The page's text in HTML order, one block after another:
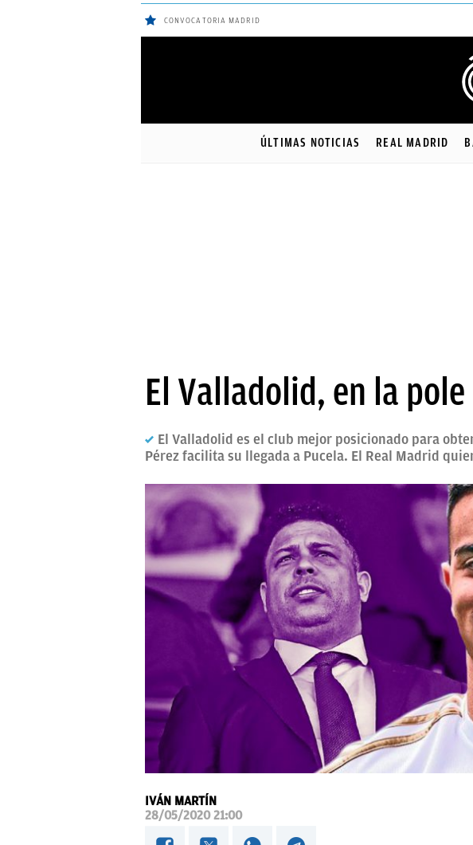
CONVOCATORIA MADRID
OKDIARIO
ÚLTIMAS NOTICIAS REAL MADRID
El Valladolid, en la
El Valladolid es el club mejor posicionado para
Pérez facilita su llegada a Pucela. El Real Madrid
IVÁN MARTÍN
28/05/2020 21:00